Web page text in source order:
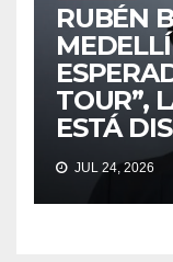
RUBÉN
TOUR”,
ESTÁ
JUL 24, 2026